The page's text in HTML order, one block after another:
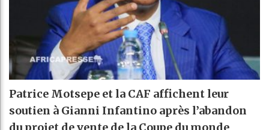
Patrice Motsepe et la CAF affichent leur
soutien à Gianni Infantino après l’abandon
du projet de vente de la Coupe du monde